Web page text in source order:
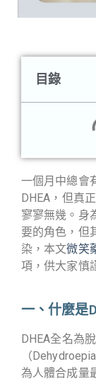
目錄
一個月中總會
DHEA，但真
寥寥無幾。身
要的角色，但
染，本文微笑
項，供大家慎
一、什麼是
DHEA全名為
（
為人體合成量